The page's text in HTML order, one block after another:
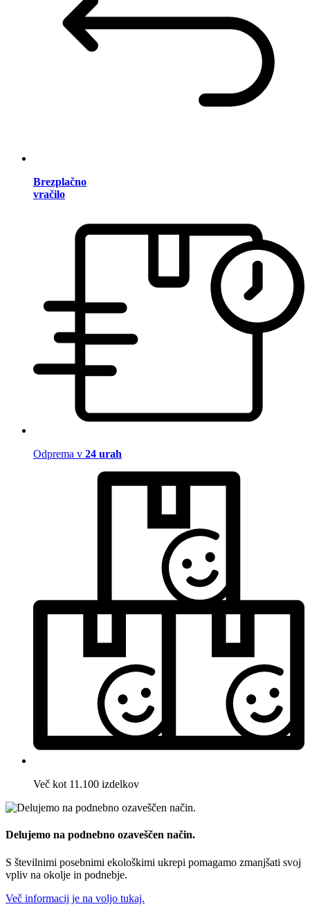
Brezplačno
vračilo
Odprema v 24 urah
Več kot 11.100 izdelkov
Delujemo na podnebno ozaveščen način.
S številnimi posebnimi ekološkimi ukrepi pomagamo zmanjšati svoj
vpliv na okolje in podnebje.
Več informacij je na voljo tukaj.